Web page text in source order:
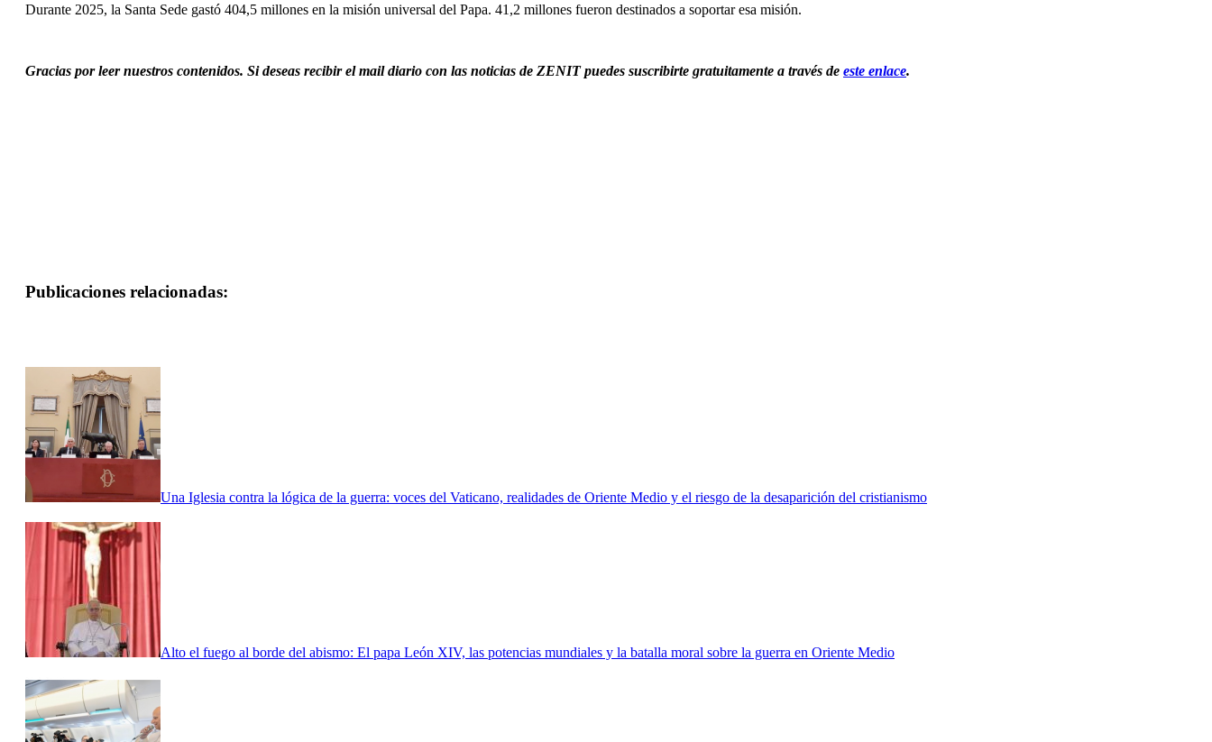
Durante 2025, la Santa Sede gastó 404,5 millones en la misión universal del Papa. 41,2 millones fueron destinados a soportar esa misión.
Gracias por leer nuestros contenidos. Si deseas recibir el mail diario con las noticias de ZENIT puedes suscribirte gratuitamente a través de este enlace.
Publicaciones relacionadas:
Una Iglesia contra la lógica de la guerra: voces del Vaticano, realidades de Oriente Medio y el riesgo de la desaparición del cristianismo
Alto el fuego al borde del abismo: El papa León XIV, las potencias mundiales y la batalla moral sobre la guerra en Oriente Medio